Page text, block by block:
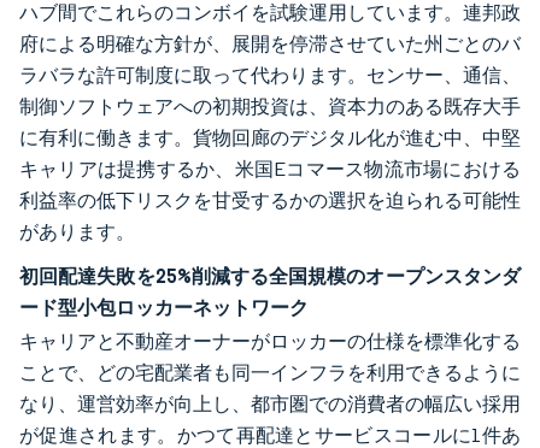
ハブ間でこれらのコンボイを試験運用しています。連邦政
府による明確な方針が、展開を停滞させていた州ごとのバ
ラバラな許可制度に取って代わります。センサー、通信、
制御ソフトウェアへの初期投資は、資本力のある既存大手
に有利に働きます。貨物回廊のデジタル化が進む中、中堅
キャリアは提携するか、米国Eコマース物流市場における
利益率の低下リスクを甘受するかの選択を迫られる可能性
があります。
初回配達失敗を25%削減する全国規模のオープンスタンダ
ード型小包ロッカーネットワーク
キャリアと不動産オーナーがロッカーの仕様を標準化する
ことで、どの宅配業者も同一インフラを利用できるように
なり、運営効率が向上し、都市圏での消費者の幅広い採用
が促進されます。かつて再配達とサービスコールに1件あ